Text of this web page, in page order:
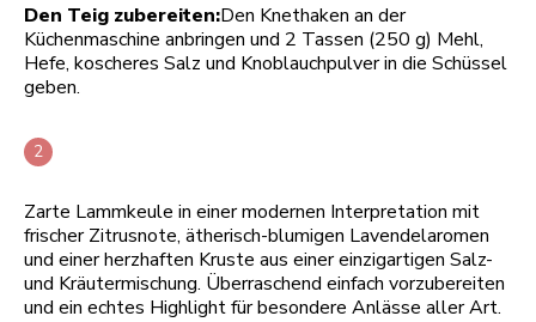
Den Teig zubereiten:Den Knethaken an der
Küchenmaschine anbringen und 2 Tassen (250 g) Mehl,
Hefe, koscheres Salz und Knoblauchpulver in die Schüssel
geben.
Zarte Lammkeule in einer modernen Interpretation mit
frischer Zitrusnote, ätherisch-blumigen Lavendelaromen
und einer herzhaften Kruste aus einer einzigartigen Salz-
und Kräutermischung. Überraschend einfach vorzubereiten
und ein echtes Highlight für besondere Anlässe aller Art.